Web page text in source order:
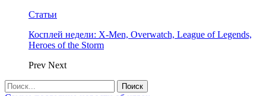
Статьи
Косплей недели: X-Men, Overwatch, League of Legends,
Heroes of the Storm
Prev Next